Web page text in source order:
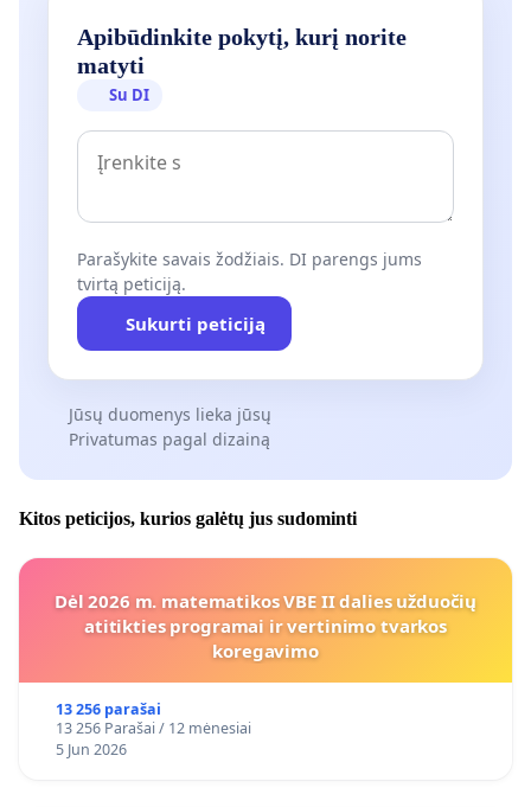
Apibūdinkite pokytį, kurį norite
matyti
Su DI
Parašykite savais žodžiais. DI parengs jums
tvirtą peticiją.
Sukurti peticiją
Jūsų duomenys lieka jūsų
Privatumas pagal dizainą
Kitos peticijos, kurios galėtų jus sudominti
Dėl 2026 m. matematikos VBE II dalies užduočių
atitikties programai ir vertinimo tvarkos
koregavimo
13 256 parašai
13 256 Parašai / 12 mėnesiai
5 Jun 2026